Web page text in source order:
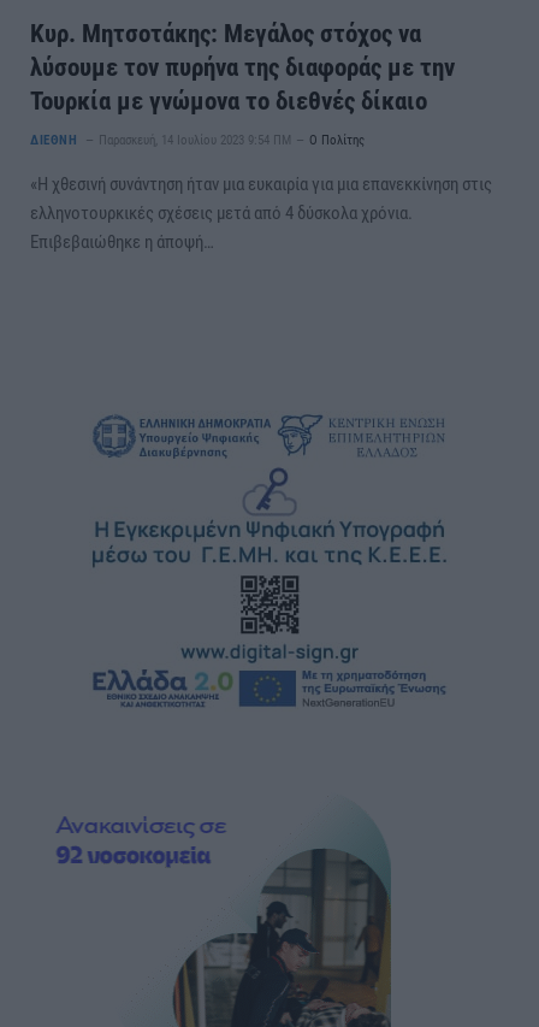
Κυρ. Μητσοτάκης: Μεγάλος στόχος να
λύσουμε τον πυρήνα της διαφοράς με την
Τουρκία με γνώμονα το διεθνές δίκαιο
ΔΙΕΘΝΗ Παρασκευή, 14 Ιουλίου 2023 9:54 ΠΜ Ο Πολίτης
«Η χθεσινή συνάντηση ήταν μια ευκαιρία για μια επανεκκίνηση στις
ελληνοτουρκικές σχέσεις μετά από 4 δύσκολα χρόνια.
Επιβεβαιώθηκε η άποψή…